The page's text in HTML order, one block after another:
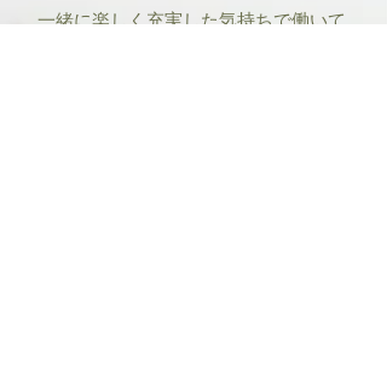
一緒に楽しく充実した気持ちで働いて